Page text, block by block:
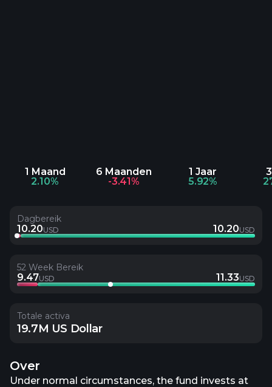
1 Maand
2.10%
6 Maanden
-3.41%
1 Jaar
5.92%
Dagbereik
10.20USD 10.20USD
52 Week Bereik
9.47USD 11.33USD
Totale activa
19.7M US Dollar
Over
Under normal circumstances, the fund invests at